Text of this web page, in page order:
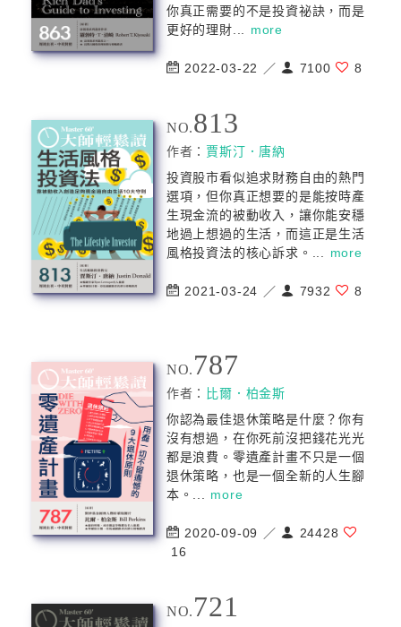
你真正需要的不是投資祕訣，而是
更好的理財... more
2022-03-22 ／ 7100 8
NO.813
作者： 賈斯汀．唐納
投資股市看似追求財務自由的熱門
選項，但你真正想要的是能按時產
生現金流的被動收入，讓你能安穩
地過上想過的生活，而這正是生活
風格投資法的核心訴求。... more
2021-03-24 ／ 7932 8
NO. 787
作者：
比爾．柏金斯
你認為最佳退休策略是什麼？你有
沒有想過，在你死前沒把錢花光光
都是浪費。零遺產計畫不只是一個
退休策略，也是一個全新的人生腳
本。... more
2020-09-09 ／
24428
16
NO. 721